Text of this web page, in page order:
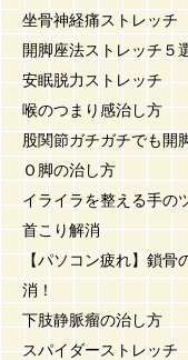
坐骨神経痛ストレッチ
開脚座法ストレッチ５
安眠脱力ストレッチ
喉のつまり感治し方
股関節ガチガチでも開
Ｏ脚の治し方
イライラを整える手の
首こり解消
【パソコン疲れ】鎖骨
消！
下肢静脈瘤の治し方
スパイダーストレッチ